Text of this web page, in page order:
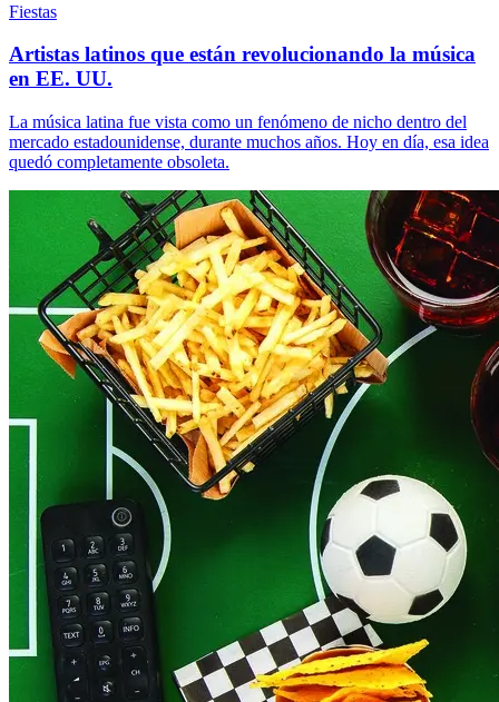
Fiestas
Artistas latinos que están revolucionando la música
en EE. UU.
La música latina fue vista como un fenómeno de nicho dentro del
mercado estadounidense, durante muchos años. Hoy en día, esa idea
quedó completamente obsoleta.